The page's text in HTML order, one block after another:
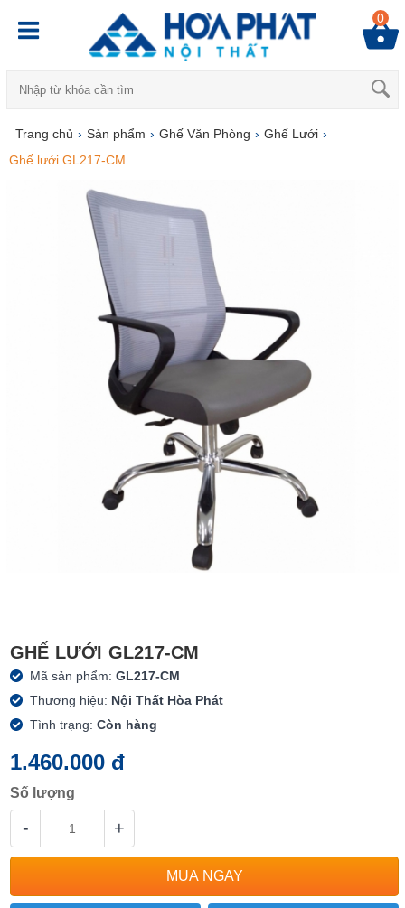
0
Trang chủ › Sản phẩm › Ghế Văn Phòng › Ghế Lưới ›
Ghế lưới GL217-CM
GHẾ LƯỚI GL217-CM
Mã sản phẩm:GL217-CM
Thương hiệu: Nội Thất Hòa Phát
Tình trạng:Còn hàng
1.460.000 đ
Số lượng
- +